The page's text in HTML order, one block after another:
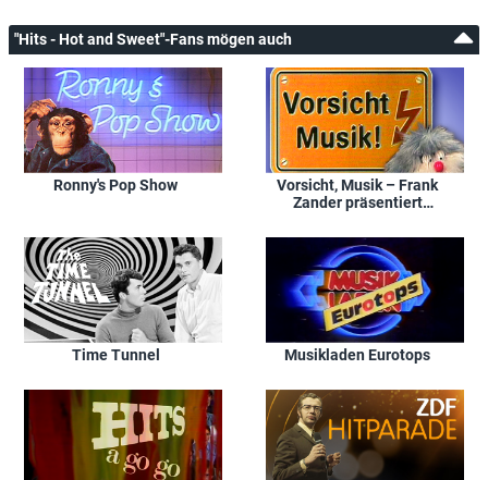
"Hits - Hot and Sweet"-Fans mögen auch
Ronny's Pop Show
Vorsicht, Musik – Frank
Zander präsentiert
Time Tunnel Musikladen Eurotops